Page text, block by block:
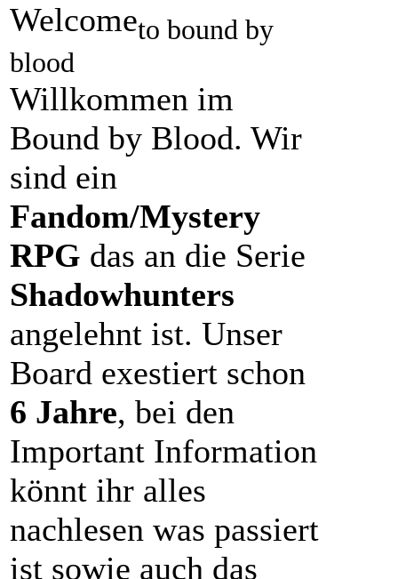
Welcometo bound by
blood
Willkommen im
Bound by Blood. Wir
sind ein
Fandom/Mystery
RPG das an die Serie
Shadowhunters
angelehnt ist. Unser
Board exestiert schon
6 Jahre, bei den
Important Information
könnt ihr alles
nachlesen was passiert
ist sowie auch das